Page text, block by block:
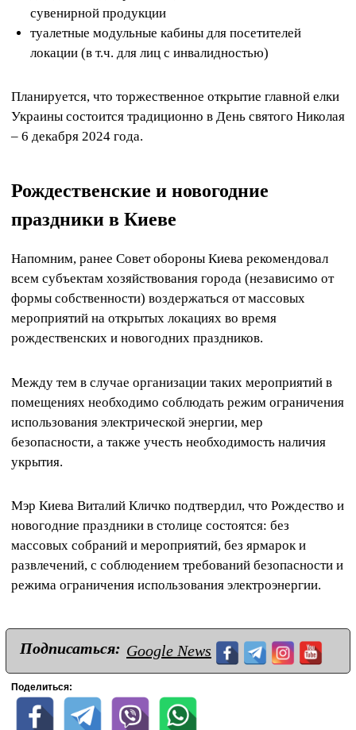
сувенирной продукции
туалетные модульные кабины для посетителей
локации (в т.ч. для лиц с инвалидностью)
Планируется, что торжественное открытие главной елки
Украины состоится традиционно в День святого Николая
– 6 декабря 2024 года.
Рождественские и новогодние
праздники в Киеве
Напомним, ранее Совет обороны Киева рекомендовал
всем субъектам хозяйствования города (независимо от
формы собственности) воздержаться от массовых
мероприятий на открытых локациях во время
рождественских и новогодних праздников.
Между тем в случае организации таких мероприятий в
помещениях необходимо соблюдать режим ограничения
использования электрической энергии, мер
безопасности, а также учесть необходимость наличия
укрытия.
Мэр Киева Виталий Кличко подтвердил, что Рождество и
новогодние праздники в столице состоятся: без
массовых собраний и мероприятий, без ярмарок и
развлечений, с соблюдением требований безопасности и
режима ограничения использования электроэнергии.
Подписаться: Google News
Поделиться: